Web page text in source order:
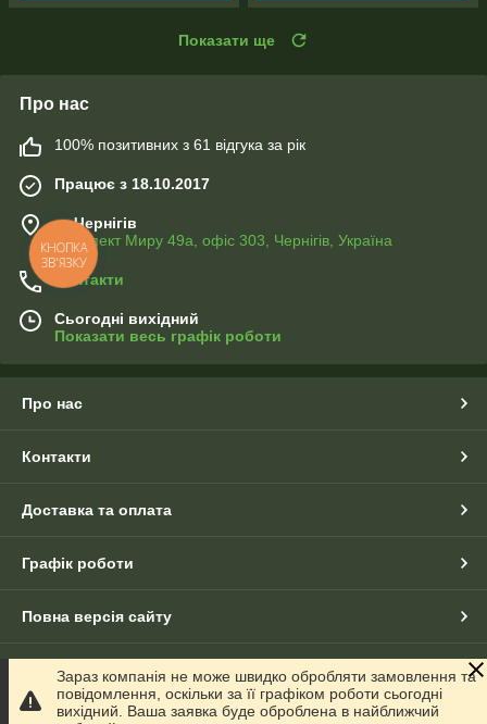
Показати ще
Про нас
100% позитивних з 61 відгука за рік
Працює з 18.10.2017
м. Чернігів
Проспект Миру 49а, офіс 303, Чернігів, Україна
Контакти
Сьогодні вихідний
Показати весь графік роботи
Про нас
Контакти
Доставка та оплата
Графік роботи
Повна версія сайту
Сайт створено на маркетплейсі Prom.ua
Зараз компанія не може швидко обробляти замовлення та
повідомлення, оскільки за її графіком роботи сьогодні
вихідний. Ваша заявка буде оброблена в найближчий
КНОПКА
ЗВ'ЯЗКУ